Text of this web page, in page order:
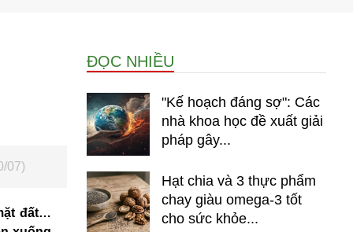
Nổi bật báo nga
Thư viện media
Phân tích thị trường Nga 2026
07)
đất…
ĐỌC NHIỀU
"Kế hoạch đáng sợ": Các
nhà khoa học đề xuất giải
pháp gây...
Hạt chia và 3 thực phẩm
chay giàu omega-3 tốt
cho sức khỏe...